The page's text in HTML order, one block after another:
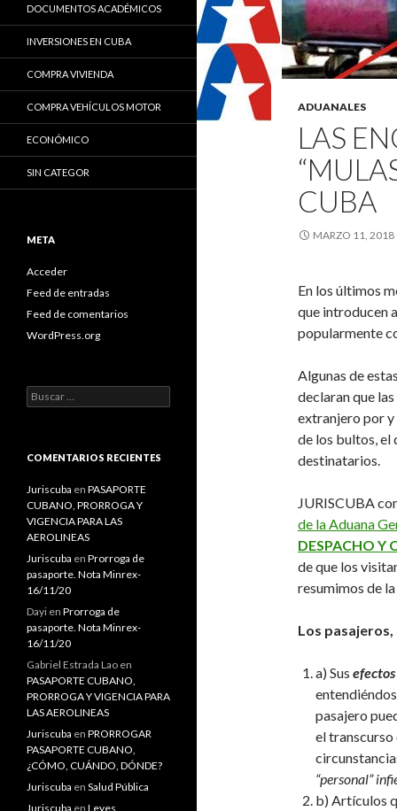
ADUANALES
LAS
CUBA
MARZO 11, 2018
En los últimos
que introducen
popularmente
Algunas de
declaran que
extranjero por y
de los bultos, el
destinatarios.
JURISCUBA
de la Aduana
DESPACHO Y
de que los
resumimos de
Los
a) Sus
pasajero
el transcurso
“personal”
b) Artículos
DOCUMENTOS ACADÉMICOS
INVERSIONES EN CUBA
COMPRA VIVIENDA
COMPRA VEHÍCULOS MOTOR
ECONÓMICO
SIN CATEGOR
META
Acceder
Feed de entradas
Feed de comentarios
WordPress.org
B
u
a
:
COMENTARIOS RECIENTES
Juriscuba en PASAPORTE
CUBANO, PRORROGA Y
VIGENCIA PARA LAS
AEROLINEAS
Juriscuba en Prorroga de
pasaporte. Nota Minrex-
16/11/20
Dayi en Prorroga de
pasaporte. Nota Minrex-
16/11/20
Gabriel Estrada Lao en
PASAPORTE CUBANO,
PRORROGA Y VIGENCIA PARA
LAS AEROLINEAS
Juriscuba en PRORROGAR
PASAPORTE CUBANO,
¿CÓMO, CUÁNDO, DÓNDE?
Juriscuba en Salud Pública
Juriscuba en Leyes